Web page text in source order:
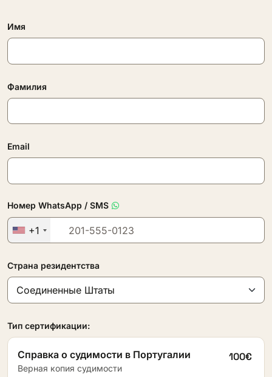
Имя
Фамилия
Email
Номер WhatsApp / SMS
+1
Страна резидентства
Тип сертификации:
Справка о судимости в Португалии 100€
Верная копия судимости